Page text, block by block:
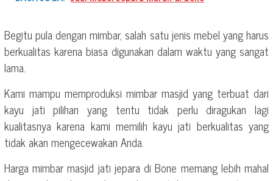
Begitu pula dengan mimbar, salah satu jenis mebel yang harus
berkualitas karena biasa digunakan dalam waktu yang sangat
lama.
Kami mampu memproduksi mimbar masjid yang terbuat dari
kayu jati pilihan yang tentu tidak perlu diragukan lagi
kualitasnya karena kami memilih kayu jati berkualitas yang
tidak akan mengecewakan Anda.
Harga mimbar masjid jati jepara di Bone memang lebih mahal